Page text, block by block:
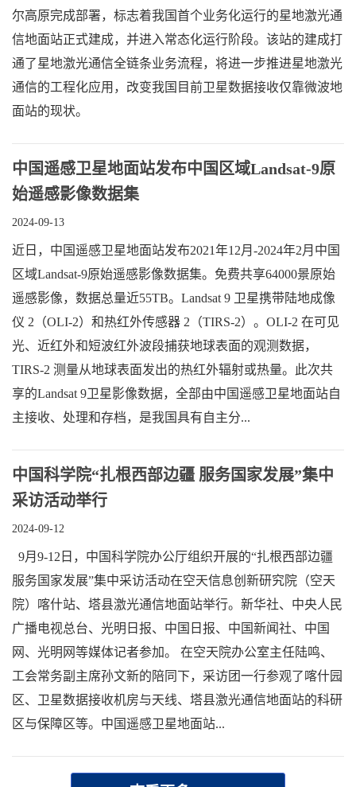
尔高原完成部署，标志着我国首个业务化运行的星地激光通
信地面站正式建成，并进入常态化运行阶段。该站的建成打
通了星地激光通信全链条业务流程，将进一步推进星地激光
通信的工程化应用，改变我国目前卫星数据接收仅靠微波地
面站的现状。
中国遥感卫星地面站发布中国区域Landsat-9原
始遥感影像数据集
2024-09-13
近日，中国遥感卫星地面站发布2021年12月-2024年2月中国
区域Landsat-9原始遥感影像数据集。免费共享64000景原始
遥感影像，数据总量近55TB。Landsat 9 卫星携带陆地成像
仪 2（OLI-2）和热红外传感器 2（TIRS-2）。OLI-2 在可见
光、近红外和短波红外波段捕获地球表面的观测数据，
TIRS-2 测量从地球表面发出的热红外辐射或热量。此次共
享的Landsat 9卫星影像数据，全部由中国遥感卫星地面站自
主接收、处理和存档，是我国具有自主分...
中国科学院“扎根西部边疆 服务国家发展”集中
采访活动举行
2024-09-12
9月9-12日，中国科学院办公厅组织开展的“扎根西部边疆
服务国家发展”集中采访活动在空天信息创新研究院（空天
院）喀什站、塔县激光通信地面站举行。新华社、中央人民
广播电视总台、光明日报、中国日报、中国新闻社、中国
网、光明网等媒体记者参加。 在空天院办公室主任陆鸣、
工会常务副主席孙文新的陪同下，采访团一行参观了喀什园
区、卫星数据接收机房与天线、塔县激光通信地面站的科研
区与保障区等。中国遥感卫星地面站...